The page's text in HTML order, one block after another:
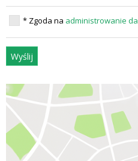
* Zgoda na administrowanie
Wyślij